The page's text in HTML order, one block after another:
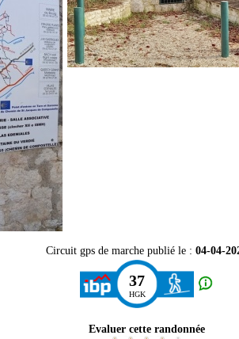
Circuit gps de marche publié le : 04-04-
37
HGK
Evaluer cette randonnée